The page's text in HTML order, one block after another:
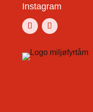
Instagram